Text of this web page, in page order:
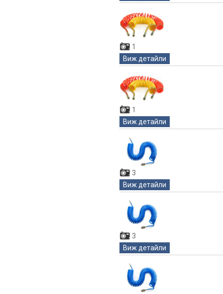
1
Виж детайли
1
Виж детайли
3
Виж детайли
3
Виж детайли